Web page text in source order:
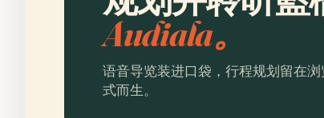
Audiala。
语音导览装进口袋，行程规划留在
式而生。